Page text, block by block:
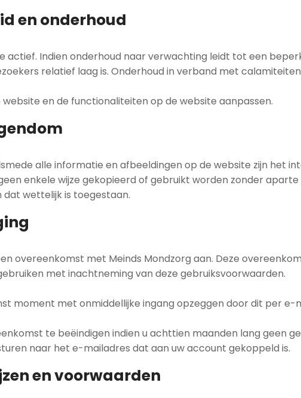
en onderhoud
actief. Indien onderhoud naar verwachting leidt tot een
relatief laag is. Onderhoud in verband met
en de functionaliteiten op de website aanpassen.
alle informatie en afbeeldingen op de website zijn het
enkele wijze gekopieerd of gebruikt worden zonder
dat wettelijk is toegestaan.
overeenkomst met Meinds Mondzorg aan. Deze
met inachtneming van deze gebruiksvoorwaarden.
moment met onmiddellijke ingang opzeggen door dit per e-
te beëindigen indien u achttien maanden lang geen
naar het e-mailadres dat aan uw account gekoppeld is.
en voorwaarden